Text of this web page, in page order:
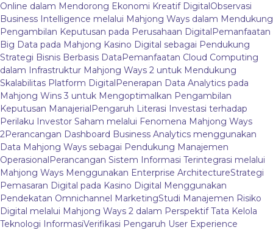
Online dalam Mendorong Ekonomi Kreatif DigitalObservasi
Business Intelligence melalui Mahjong Ways dalam Mendukung
Pengambilan Keputusan pada Perusahaan DigitalPemanfaatan
Big Data pada Mahjong Kasino Digital sebagai Pendukung
Strategi Bisnis Berbasis DataPemanfaatan Cloud Computing
dalam Infrastruktur Mahjong Ways 2 untuk Mendukung
Skalabilitas Platform DigitalPenerapan Data Analytics pada
Mahjong Wins 3 untuk Mengoptimalkan Pengambilan
Keputusan ManajerialPengaruh Literasi Investasi terhadap
Perilaku Investor Saham melalui Fenomena Mahjong Ways
2Perancangan Dashboard Business Analytics menggunakan
Data Mahjong Ways sebagai Pendukung Manajemen
OperasionalPerancangan Sistem Informasi Terintegrasi melalui
Mahjong Ways Menggunakan Enterprise ArchitectureStrategi
Pemasaran Digital pada Kasino Digital Menggunakan
Pendekatan Omnichannel MarketingStudi Manajemen Risiko
Digital melalui Mahjong Ways 2 dalam Perspektif Tata Kelola
Teknologi InformasiVerifikasi Pengaruh User Experience